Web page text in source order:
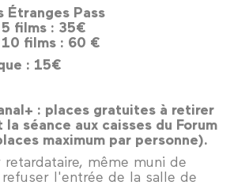
Étranges Pass
films : 35€
films : 60 €
: 15€
: places gratuites à retirer
la séance aux caisses du Forum
maximum par personne).
même muni de
l'entrée de la salle de